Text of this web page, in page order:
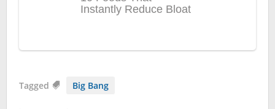
Tagged Big Bang